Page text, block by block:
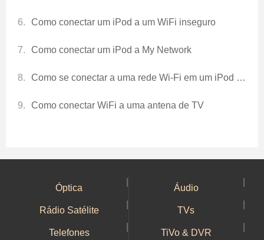
Como conectar um iPod a um WiFi inseguro
Como conectar um iPod a My Network
Como se conectar a uma rede Wi-Fi em um iPod Touch
Como conectar WiFi a uma antena de TV
Óptica Áudio
Rádio Satélite TVs
Telefones TiVo & DVR